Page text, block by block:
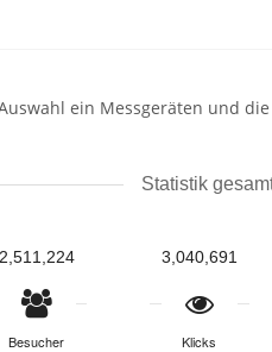
ein Messgeräten und
Statistik
2,511,224
Besucher
3,040,691
Klicks